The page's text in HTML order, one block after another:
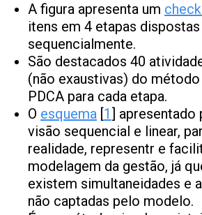
A figura apresenta um
itens em 4 etapas dispostas
sequencialmente.
São destacados 40
(não exaustivas) do
PDCA para cada etapa.
O esquema [1 ] apresentado
visão sequencial e linear,
realidade, representr e
modelagem da gestão, já
existem simultaneidades e
não captadas pelo modelo.